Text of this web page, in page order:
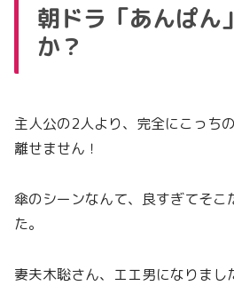
朝ドラ「あんぱん
か？
主人公の2人より、完全にこっち
離せません！
傘のシーンなんて、良すぎてそこ
た。
妻夫木聡さん、エエ男になりまし